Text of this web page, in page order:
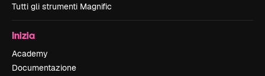
Tutti gli strumenti Magnific
Inizia
Academy
Documentazione